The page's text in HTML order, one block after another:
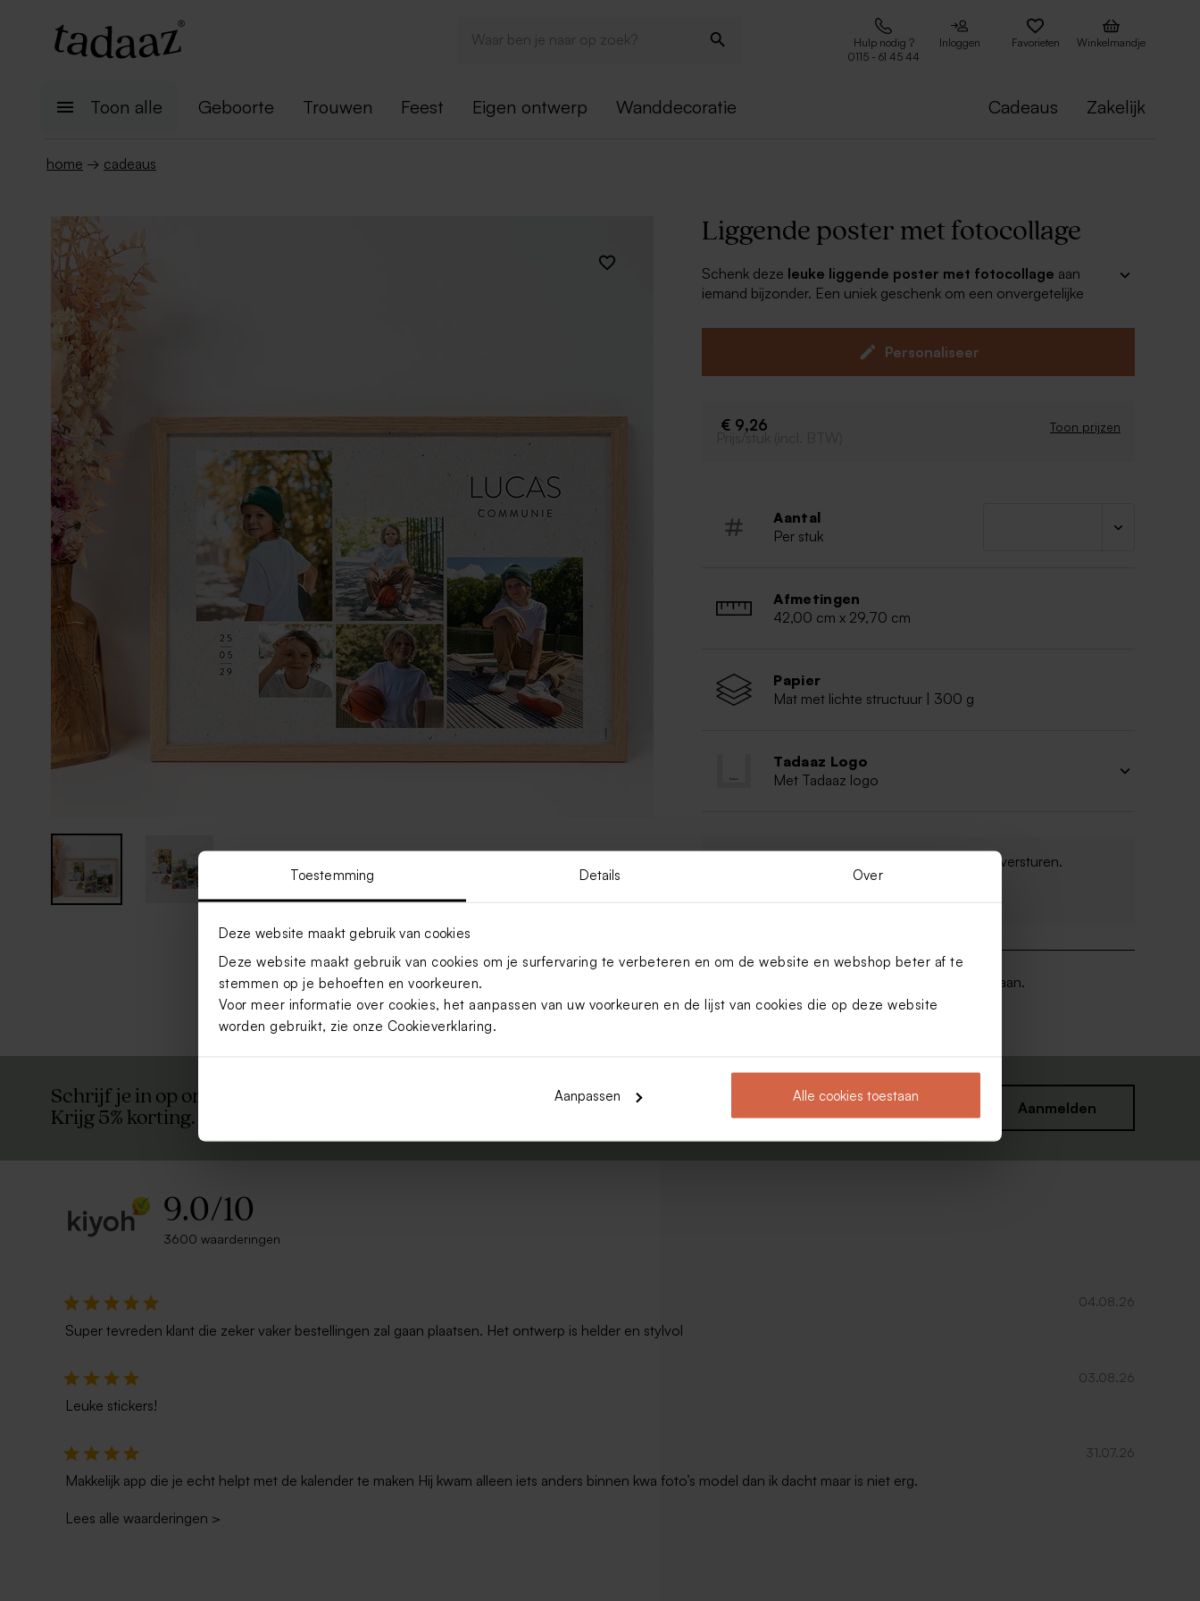
Toestemming Details Over
Deze website maakt gebruik van cookies
Deze website maakt gebruik van cookies om je surfervaring te verbeteren en om de website en webshop beter af te
stemmen op je behoeften en voorkeuren.
Voor meer informatie over cookies, het aanpassen van uw voorkeuren en de lijst van cookies die op deze website
worden gebruikt, zie onze Cookieverklaring.
Aanpassen Alle cookies toestaan
Hulp nodig ?
0115 - 61 45 44
Inloggen Favorieten Winkelmandje
Toon alle Geboorte Trouwen Feest Eigen ontwerp Wanddecoratie Cadeaus Zakelijk
home → cadeaus
Liggende poster met fotocollage
Schenk deze leuke liggende poster met fotocollage aan
iemand bijzonder. Een uniek geschenk om een onvergetelijke
apart aangekocht worden op de website.
Combineer met één van onze leuke frames voor een tof geheel,
deze zijn afzonderlijk te verkrijgen. De poster wordt gedrukt op
Personaliseer
€ 9,26 Toon prijzen
Prijs/stuk (incl. BTW)
Aantal
Per stuk
Afmetingen
42,00 cm x 29,70 cm
Papier
Mat met lichte structuur | 300 g
Tadaaz Logo
Met Tadaaz logo
klaar om te versturen.
Van 3600 klanten beveelt 93% ons aan.
Schrijf je in op onze nieuwsbrief en blijf up to date.
Krijg 5% korting.
E-mail
Aanmelden
9.0/10
3600 waarderingen
04.08.26
Super tevreden klant die zeker vaker bestellingen zal gaan plaatsen. Het ontwerp is helder en stylvol
03.08.26
Leuke stickers!
31.07.26
Makkelijk app die je echt helpt met de kalender te maken Hij kwam alleen iets anders binnen kwa foto’s model dan ik dacht maar is niet erg.
Lees alle waarderingen >